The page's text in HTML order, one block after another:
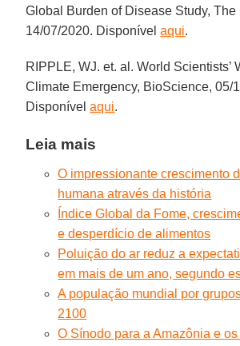
Global Burden of Disease Study, The
14/07/2020. Disponívelaqui.
RIPPLE, WJ. et. al. World Scientists’
Climate Emergency, BioScience, 05/
Disponívelaqui.
Leia mais
O impressionante crescimento
humana através da história
Índice Global da Fome,
e desperdício de alimentos
Poluição do ar reduz a
em mais de um ano, segundo
A população mundial por
2100
O Sínodo para a Amazônia e